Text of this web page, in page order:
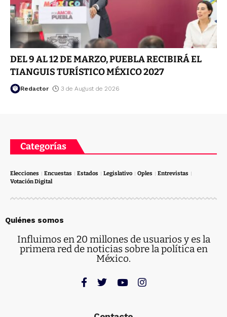
DEL 9 AL 12 DE MARZO, PUEBLA RECIBIRÁ EL
TIANGUIS TURÍSTICO MÉXICO 2027
Redactor 3 de August de 2026
Categorías
Elecciones Encuestas Estados Legislativo Oples
Entrevistas
Votación Digital
Quiénes somos
Influimos en 20 millones de usuarios y es la
primera red de noticias sobre la política en
México.